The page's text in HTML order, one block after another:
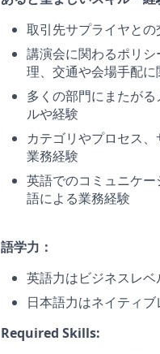
取引先サプライヤと
講演会に関わるポリ
理、交通や会場手配
多くの部門にまたが
ルや経験
カテゴリやプロセス
業務経験
英語でのコミュニケ
語による業務経験
語学力：
英語力はビジネスレベ
日本語力はネイティ
Required Skills: